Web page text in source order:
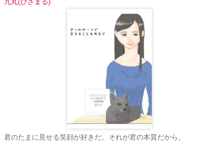
君のたまに見せる笑顔が好きだ。それが君の本質だから。